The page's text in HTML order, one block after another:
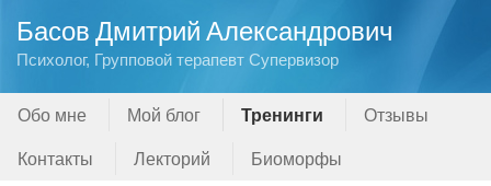
Басов Дмитрий Александрович
Психолог, Групповой терапевт Супервизор
Обо мне Мой блог Тренинги
Отзывы
Контакты
Лекторий Биоморфы